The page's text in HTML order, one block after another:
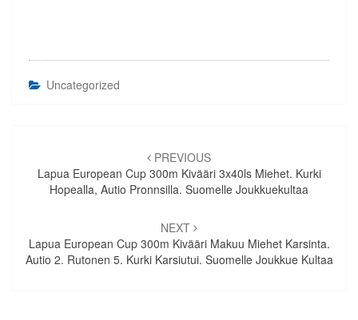
Uncategorized
selaus
PREVIOUS
Lapua European Cup 300m Kivääri 3x40ls Miehet. Kurki
Hopealla, Autio Pronnsilla. Suomelle Joukkuekultaa
NEXT
Lapua European Cup 300m Kivääri Makuu Miehet Karsinta.
Autio 2. Rutonen 5. Kurki Karsiutui. Suomelle Joukkue Kultaa